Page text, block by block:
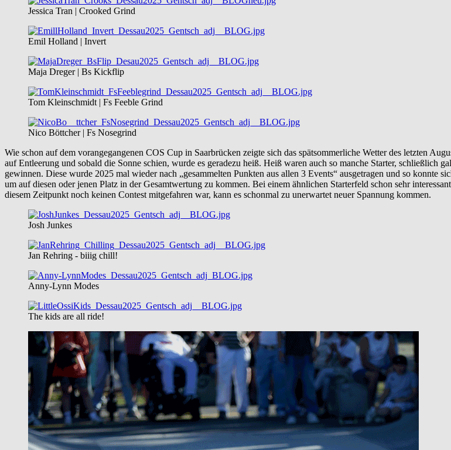
Jessica Tran | Crooked Grind
Emil Holland | Invert
Maja Dreger | Bs Kickflip
Tom Kleinschmidt | Fs Feeble Grind
Nico Böttcher | Fs Nosegrind
Wie schon auf dem vorangegangenen COS Cup in Saarbrücken zeigte sich das spätsommerliche Wetter des letzten
auf Entleerung und sobald die Sonne schien, wurde es geradezu heiß. Heiß waren auch so manche Starter, schließlich
gewinnen. Diese wurde 2025 mal wieder nach „gesammelten Punkten aus allen 3 Events“ ausgetragen und so konnte
um auf diesen oder jenen Platz in der Gesamtwertung zu kommen. Bei einem ähnlichen Starterfeld schon sehr
diesem Zeitpunkt noch keinen Contest mitgefahren war, kann es schonmal zu unerwartet neuer Spannung kommen.
Josh Junkes
Jan Rehring - biiig chill!
Anny-Lynn Modes
The kids are all ride!